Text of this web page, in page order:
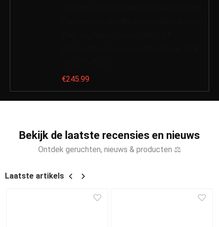
€245.99
Bekijk de laatste recensies en nieuws
Ontdek geruchten, nieuws & producten ⚖
Laatste artikels